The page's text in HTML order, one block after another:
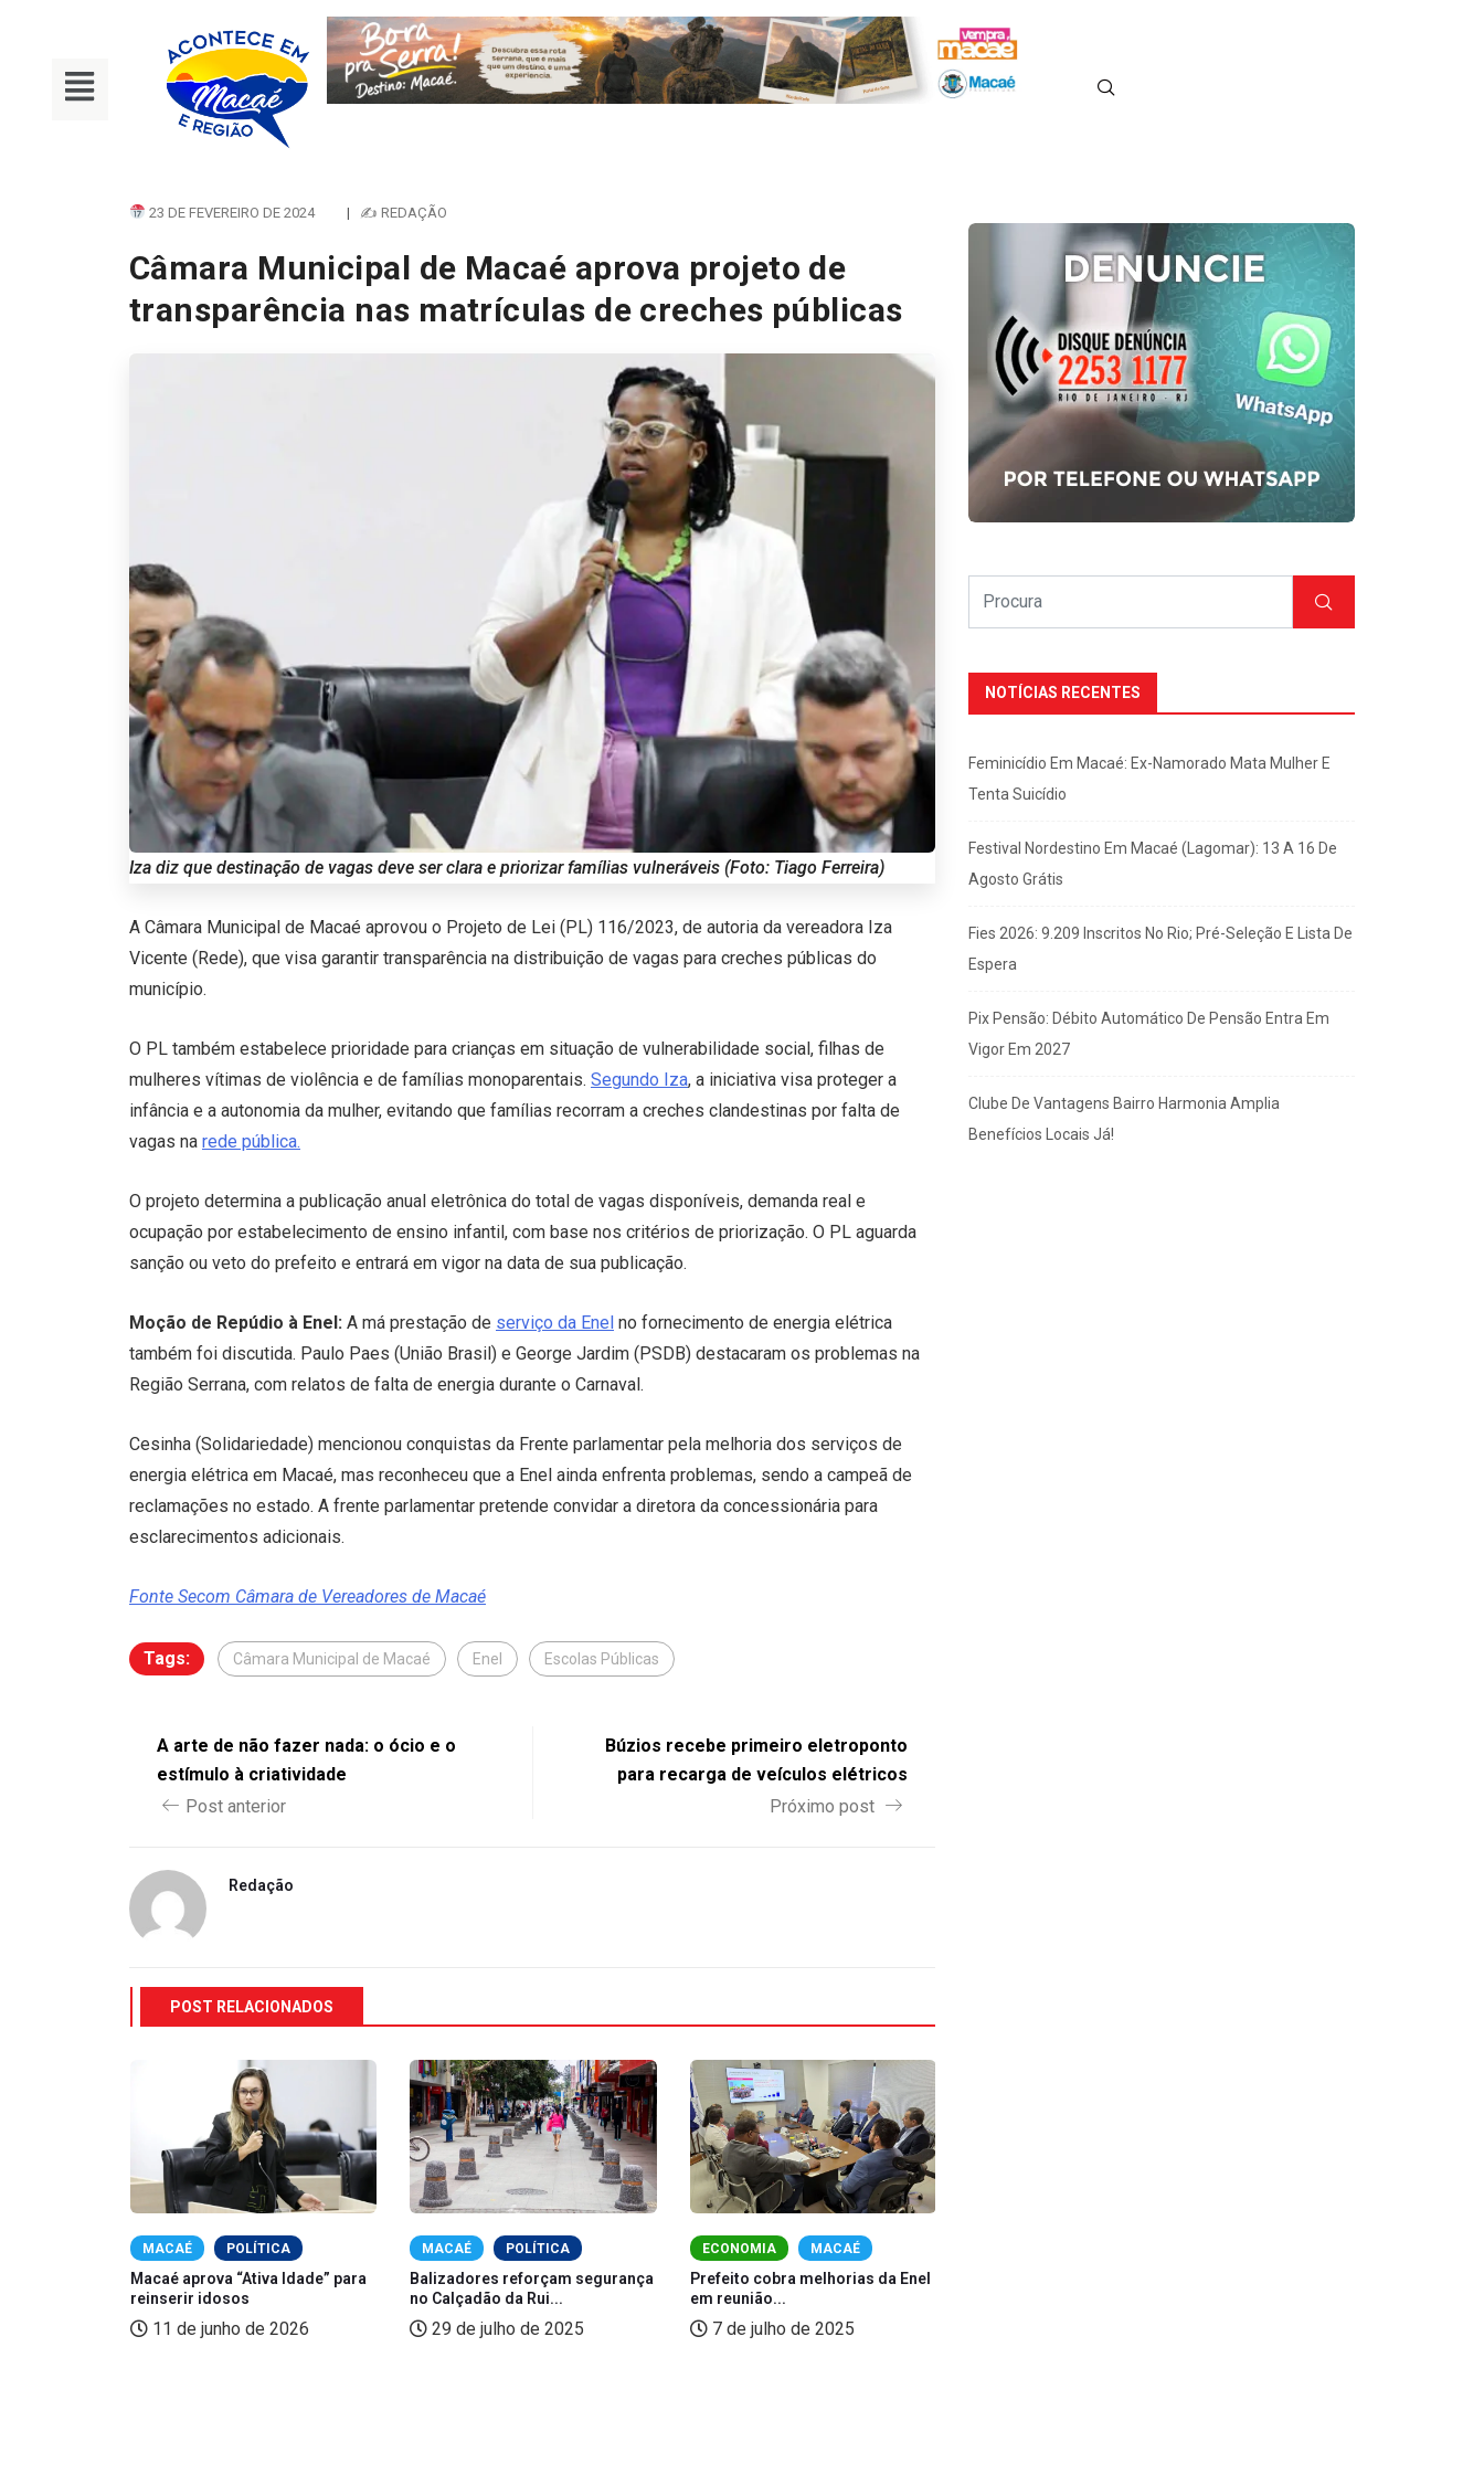
23 DE FEVEREIRO DE 2024 | ✍ REDAÇÃO
Câmara Municipal de Macaé aprova projeto de
transparência nas matrículas de creches públicas
Iza diz que destinação de vagas deve ser clara e priorizar famílias vulneráveis (Foto: Tiago Ferreira)
A Câmara Municipal de Macaé aprovou o Projeto de Lei (PL) 116/2023, de autoria da vereadora Iza
Vicente (Rede), que visa garantir transparência na distribuição de vagas para creches públicas do
município.
O PL também estabelece prioridade para crianças em situação de vulnerabilidade social, filhas de
mulheres vítimas de violência e de famílias monoparentais. Segundo Iza, a iniciativa visa proteger a
infância e a autonomia da mulher, evitando que famílias recorram a creches clandestinas por falta de
vagas na rede pública.
O projeto determina a publicação anual eletrônica do total de vagas disponíveis, demanda real e
ocupação por estabelecimento de ensino infantil, com base nos critérios de priorização. O PL aguarda
sanção ou veto do prefeito e entrará em vigor na data de sua publicação.
Moção de Repúdio à Enel: A má prestação de serviço da Enel no fornecimento de energia elétrica
também foi discutida. Paulo Paes (União Brasil) e George Jardim (PSDB) destacaram os problemas na
Região Serrana, com relatos de falta de energia durante o Carnaval.
Cesinha (Solidariedade) mencionou conquistas da Frente parlamentar pela melhoria dos serviços de
energia elétrica em Macaé, mas reconheceu que a Enel ainda enfrenta problemas, sendo a campeã de
reclamações no estado. A frente parlamentar pretende convidar a diretora da concessionária para
esclarecimentos adicionais.
Fonte Secom Câmara de Vereadores de Macaé
Tags: Câmara Municipal de Macaé Enel Escolas Públicas
A arte de não fazer nada: o ócio e o
estímulo à criatividade
Post anterior
Búzios recebe primeiro eletroponto
para recarga de veículos elétricos
Próximo post
Redação
POST RELACIONADOS
MACAÉ POLÍTICA
Macaé aprova “Ativa Idade” para
reinserir idosos
11 de junho de 2026
MACAÉ POLÍTICA
Balizadores reforçam segurança
no Calçadão da Rui...
29 de julho de 2025
ECONOMIA MACAÉ
Prefeito cobra melhorias da Enel
em reunião...
7 de julho de 2025
NOTÍCIAS RECENTES
Feminicídio Em Macaé: Ex-Namorado Mata Mulher E
Tenta Suicídio
Festival Nordestino Em Macaé (Lagomar): 13 A 16 De
Agosto Grátis
Fies 2026: 9.209 Inscritos No Rio; Pré-Seleção E Lista De
Espera
Pix Pensão: Débito Automático De Pensão Entra Em
Vigor Em 2027
Clube De Vantagens Bairro Harmonia Amplia
Benefícios Locais Já!